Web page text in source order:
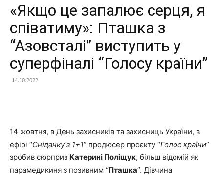
«Якщо це запалює серця, я
співатиму»: Пташка з
“Азовсталі” виступить у
суперфіналі “Голосу країни”
14.10.2022
14 жовтня, в День захисників та захисниць України, в
ефірі “Сніданку з 1+1” продюсер проєкту “Голос країни”
зробив сюрприз Катерині Поліщук, більш відомій як
парамедикиня з позивним “Пташка”. Дівчина